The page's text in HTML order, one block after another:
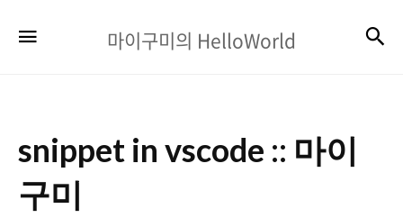
이
의
마이구미의 HelloWorld
snippet in vscode :: 마이
구미